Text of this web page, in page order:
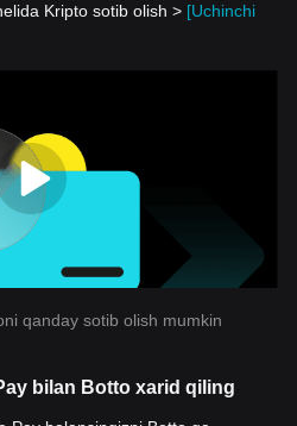
Kripto sotib olish > [Uchinchi
qanday sotib olish mumkin
bilan Botto xarid qiling